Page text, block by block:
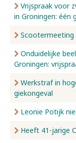
Vrijspraak voor
in Groningen: één
Scootermeeting
Onduidelijke
Groningen:
Werkstraf in
giekongeval
Leonie Potijk
Heeft 41-jarige